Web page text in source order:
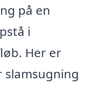
på en
i
Her er
slamsugning